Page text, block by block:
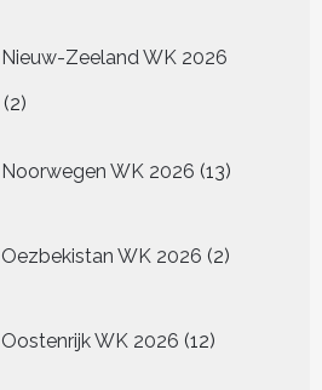
Nieuw-Zeeland WK 2026
22
Noorwegen WK 2026 13
producten
Oezbekistan WK 2026 2
producten
Oostenrijk WK 2026 12
producten